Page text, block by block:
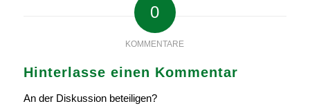
0
KOMMENTARE
Hinterlasse einen Kommentar
An der Diskussion beteiligen?